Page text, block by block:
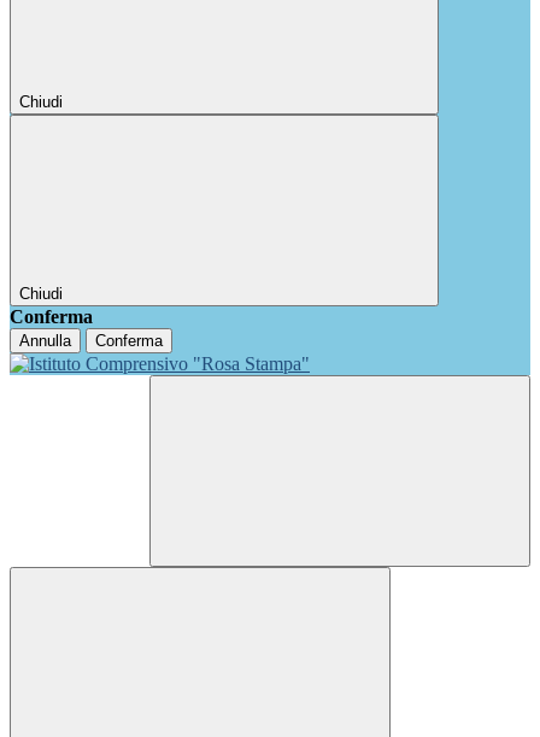
Chiudi
Chiudi
Conferma
Annulla Conferma